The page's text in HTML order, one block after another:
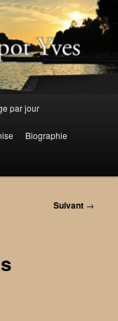
par jour
Biographie
Suivant →